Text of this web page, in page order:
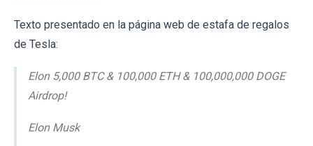
Texto presentado en la página web de estafa de regalos
de Tesla:
Elon 5,000 BTC & 100,000 ETH & 100,000,000 DOGE
Airdrop!
Elon Musk